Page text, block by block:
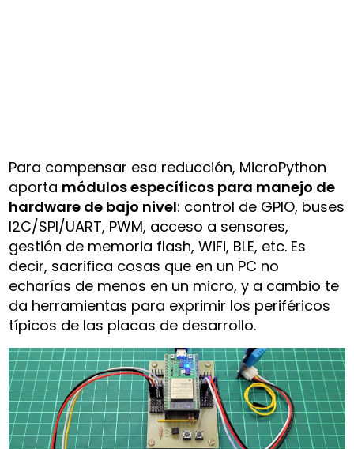
Para compensar esa reducción, MicroPython
aporta módulos específicos para manejo de
hardware de bajo nivel: control de GPIO, buses
I2C/SPI/UART, PWM, acceso a sensores,
gestión de memoria flash, WiFi, BLE, etc. Es
decir, sacrifica cosas que en un PC no
echarías de menos en un micro, y a cambio te
da herramientas para exprimir los periféricos
típicos de las placas de desarrollo.